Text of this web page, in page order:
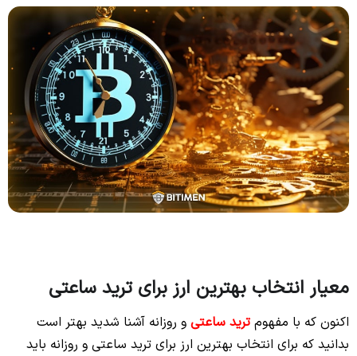
معیار انتخاب بهترین ارز برای ترید ساعتی
اکنون که با مفهومترید ساعتی و روزانه آشنا شدید بهتر است
بدانید که برای انتخاب بهترین ارز برای ترید ساعتی و روزانه باید